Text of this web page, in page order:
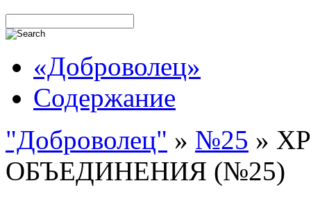
«Доброволец»
Содержание
"Доброволец" » №25 »
ОБЪЕДИНЕНИЯ (№25)